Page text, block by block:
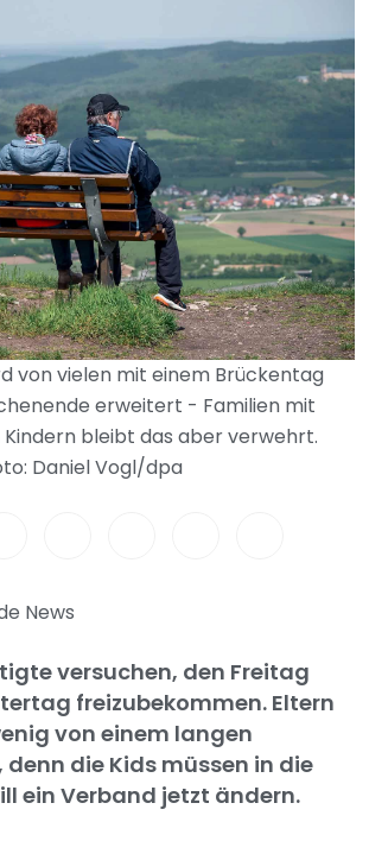
von vielen mit einem Brückentag
erweitert - Familien mit
bleibt das aber verwehrt.
Daniel Vogl/dpa
News
versuchen, den Freitag
freizubekommen. Eltern
von einem langen
denn die Kids müssen in die
ein Verband jetzt ändern.